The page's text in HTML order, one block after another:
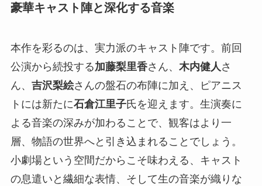
豪華キャスト陣と深化する音楽
本作を彩るのは、実力派のキャスト陣です。前回
公演から続投する加藤梨里香さん、 木内健人さ
ん、 吉沢梨絵さんの盤石の布陣に加え、ピアニス
トには新たに石倉江里子氏を迎えます。生演奏に
よる音楽の深みが加わることで、観客はより一
層、物語の世界へと引き込まれることでしょう。
小劇場という空間だからこそ味わえる、キャスト
の息遣いと繊細な表情、そして生の音楽が織りな